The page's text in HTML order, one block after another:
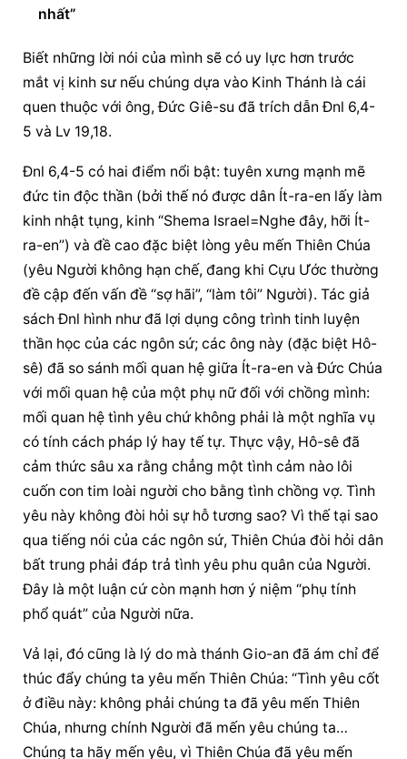
nhất”
Biết những lời nói của mình sẽ có uy lực hơn trước
mắt vị kinh sư nếu chúng dựa vào Kinh Thánh là cái
quen thuộc với ông, Đức Giê-su đã trích dẫn Đnl 6,4-
5 và Lv 19,18.
Đnl 6,4-5 có hai điểm nổi bật: tuyên xưng mạnh mẽ
đức tin độc thần (bởi thế nó được dân Ít-ra-en lấy làm
kinh nhật tụng, kinh “Shema Israel=Nghe đây, hỡi Ít-
ra-en”) và đề cao đặc biệt lòng yêu mến Thiên Chúa
(yêu Người không hạn chế, đang khi Cựu Ước thường
đề cập đến vấn đề “sợ hãi”, “làm tôi” Người). Tác giả
sách Đnl hình như đã lợi dụng công trình tinh luyện
thần học của các ngôn sứ; các ông này (đặc biệt Hô-
sê) đã so sánh mối quan hệ giữa Ít-ra-en và Đức Chúa
với mối quan hệ của một phụ nữ đối với chồng mình:
mối quan hệ tình yêu chứ không phải là một nghĩa vụ
có tính cách pháp lý hay tế tự. Thực vậy, Hô-sê đã
cảm thức sâu xa rằng chẳng một tình cảm nào lôi
cuốn con tim loài người cho bằng tình chồng vợ. Tình
yêu này không đòi hỏi sự hỗ tương sao? Vì thế tại sao
qua tiếng nói của các ngôn sứ, Thiên Chúa đòi hỏi dân
bất trung phải đáp trả tình yêu phu quân của Người.
Đây là một luận cứ còn mạnh hơn ý niệm “phụ tính
phổ quát” của Người nữa.
Vả lại, đó cũng là lý do mà thánh Gio-an đã ám chỉ để
thúc đẩy chúng ta yêu mến Thiên Chúa: “Tình yêu cốt
ở điều này: không phải chúng ta đã yêu mến Thiên
Chúa, nhưng chính Người đã mến yêu chúng ta…
Chúng ta hãy mến yêu, vì Thiên Chúa đã yêu mến